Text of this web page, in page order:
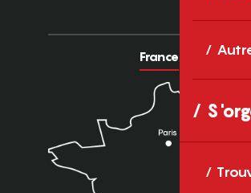
France Europe